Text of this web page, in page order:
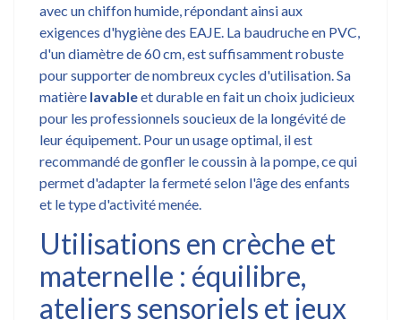
avec un chiffon humide, répondant ainsi aux
exigences d'hygiène des EAJE. La baudruche en PVC,
d'un diamètre de 60 cm, est suffisamment robuste
pour supporter de nombreux cycles d'utilisation. Sa
matière lavableet durable en fait un choix judicieux
pour les professionnels soucieux de la longévité de
leur équipement. Pour un usage optimal, il est
recommandé de gonfler le coussin à la pompe, ce qui
permet d'adapter la fermeté selon l'âge des enfants
et le type d'activité menée.
Utilisations en crèche et
maternelle : équilibre,
ateliers sensoriels et jeux